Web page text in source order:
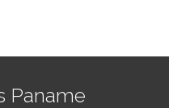
Paname